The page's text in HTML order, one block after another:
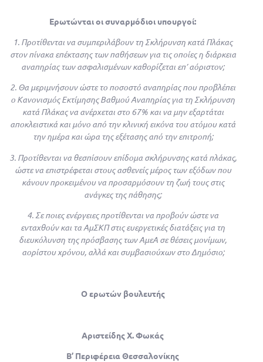
Ερωτώνται οι συναρμόδιοι υπουργοί:
1. Προτίθενται να συμπεριλάβουν τη Σκλήρυνση κατά Πλάκας
στον πίνακα επέκτασης των παθήσεων για τις οποίες η διάρκεια
αναπηρίας των ασφαλισμένων καθορίζεται επ’ αόριστον;
2. Θα μεριμνήσουν ώστε το ποσοστό αναπηρίας που προβλέπει
ο Κανονισμός Εκτίμησης Βαθμού Αναπηρίας για τη Σκλήρυνση
κατά Πλάκας να ανέρχεται στο 67% και να μην εξαρτάται
αποκλειστικά και μόνο από την κλινική εικόνα του ατόμου κατά
την ημέρα και ώρα της εξέτασης από την επιτροπή;
3. Προτίθενται να θεσπίσουν επίδομα σκλήρυνσης κατά πλάκας,
ώστε να επιστρέφεται στους ασθενείς μέρος των εξόδων που
κάνουν προκειμένου να προσαρμόσουν τη ζωή τους στις
ανάγκες της πάθησης;
4. Σε ποιες ενέργειες προτίθενται να προβούν ώστε να
ενταχθούν και τα ΑμΣΚΠ στις ευεργετικές διατάξεις για τη
διευκόλυνση της πρόσβασης των ΑμεΑ σε θέσεις μονίμων,
αορίστου χρόνου, αλλά και συμβασιούχων στο Δημόσιο;
Ο ερωτών βουλευτής
Αριστείδης Χ. Φωκάς
Β’ Περιφέρεια Θεσσαλονίκης